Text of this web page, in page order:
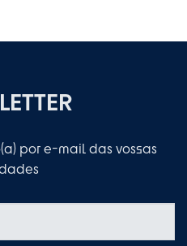
por e-mail das vossas